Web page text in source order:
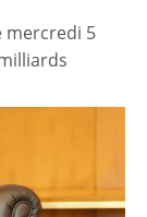
mercredi 5